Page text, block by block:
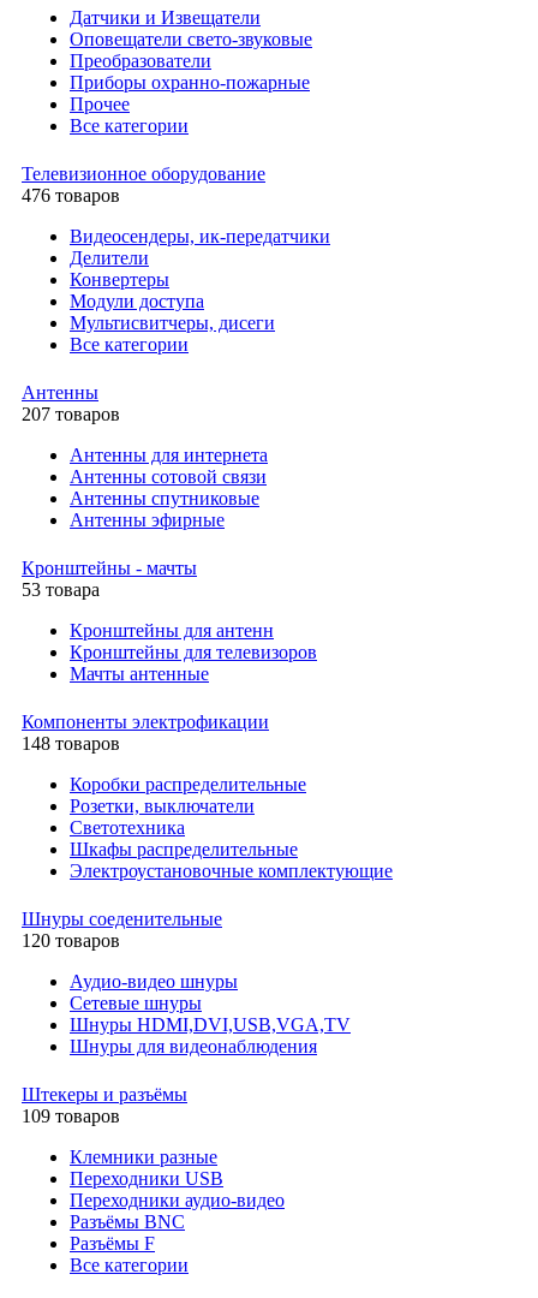
Датчики и Извещатели
Оповещатели свето-звуковые
Преобразователи
Приборы охранно-пожарные
Прочее
Все категории
Телевизионное оборудование
476 товаров
Видеосендеры, ик-передатчики
Делители
Конвертеры
Модули доступа
Мультисвитчеры, дисеги
Все категории
Антенны
207 товаров
Антенны для интернета
Антенны сотовой связи
Антенны спутниковые
Антенны эфирные
Кронштейны - мачты
53 товара
Кронштейны для антенн
Кронштейны для телевизоров
Мачты антенные
Компоненты электрофикации
148 товаров
Коробки распределительные
Розетки, выключатели
Светотехника
Шкафы распределительные
Электроустановочные комплектующие
Шнуры соеденительные
120 товаров
Аудио-видео шнуры
Сетевые шнуры
Шнуры HDMI,DVI,USB,VGA,TV
Шнуры для видеонаблюдения
Штекеры и разъёмы
109 товаров
Клемники разные
Переходники USB
Переходники аудио-видео
Разъёмы BNC
Разъёмы F
Все категории